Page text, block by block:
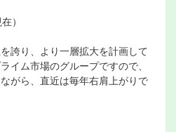
）
誇り、より一層拡大を計画して
イム市場のグループですので、
がら、直近は毎年右肩上がりで